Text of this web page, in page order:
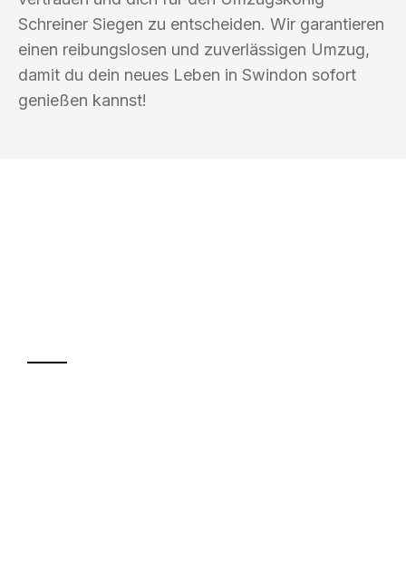
Schreiner Siegen zu entscheiden. Wir garantieren
einen reibungslosen und zuverlässigen Umzug,
damit du dein neues Leben in Swindon sofort
genießen kannst!